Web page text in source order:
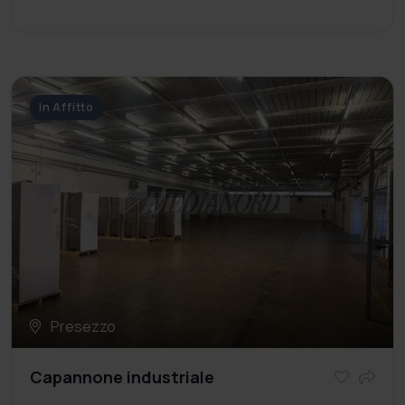
Presezzo
In Affitto
Capannone industriale